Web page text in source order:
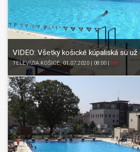
VIDEO: Všetky košické kúpaliská sú
TELEVÍZIA KOŠICE, 01.07.2020 | 08:00 Iné